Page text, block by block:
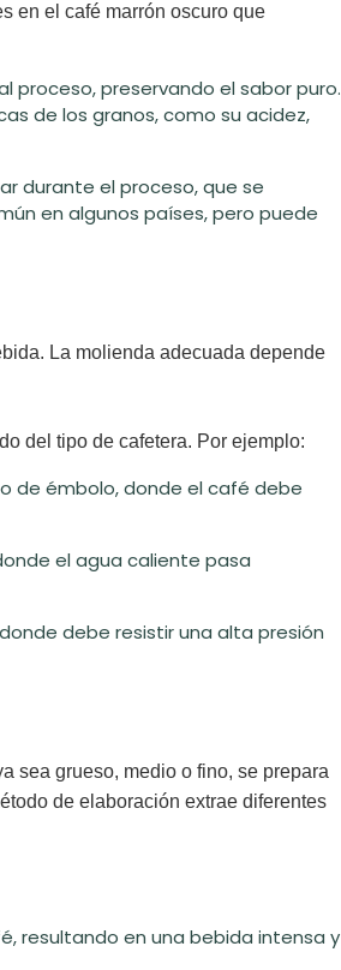
en el café marrón oscuro que
proceso, preservando el sabor puro.
de los granos, como su acidez,
durante el proceso, que se
en algunos países, pero puede
La molienda adecuada depende
del tipo de cafetera. Por ejemplo:
de émbolo, donde el café debe
el agua caliente pasa
debe resistir una alta presión
sea grueso, medio o fino, se prepara
de elaboración extrae diferentes
resultando en una bebida intensa y